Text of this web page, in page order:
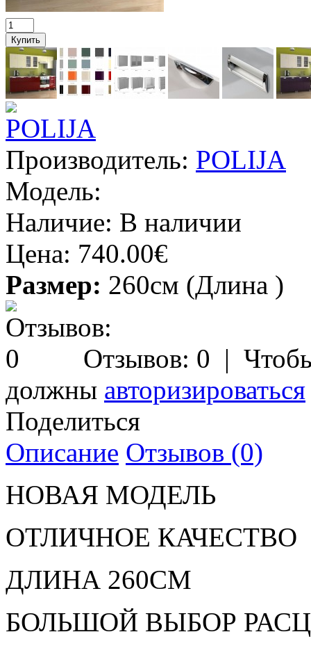
Производитель: POLIJA
Модель:
Наличие: В наличии
Цена: 740.00€
Размер: 260см (Длина )
Отзывов: 0 |
должны авторизироваться
Поделиться
Описание Отзывов (0)
НОВАЯ МОДЕЛЬ
ОТЛИЧНОЕ КАЧЕСТВО
ДЛИНА 260СМ
БОЛЬШОЙ ВЫБОР